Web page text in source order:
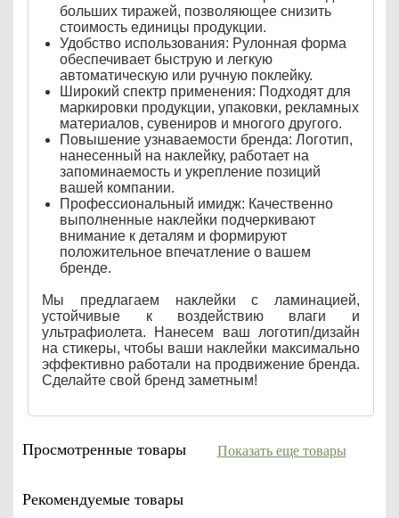
больших тиражей, позволяющее снизить
стоимость единицы продукции.
Удобство использования: Рулонная форма
обеспечивает быструю и легкую
автоматическую или ручную поклейку.
Широкий спектр применения: Подходят для
маркировки продукции, упаковки, рекламных
материалов, сувениров и многого другого.
Повышение узнаваемости бренда: Логотип,
нанесенный на наклейку, работает на
запоминаемость и укрепление позиций
вашей компании.
Профессиональный имидж: Качественно
выполненные наклейки подчеркивают
внимание к деталям и формируют
положительное впечатление о вашем
бренде.
Мы предлагаем наклейки с ламинацией,
устойчивые к воздействию влаги и
ультрафиолета. Нанесем ваш логотип/дизайн
на стикеры, чтобы ваши наклейки максимально
эффективно работали на продвижение бренда.
Сделайте свой бренд заметным!
Просмотренные товары
Рекомендуемые товары
Показать еще товары